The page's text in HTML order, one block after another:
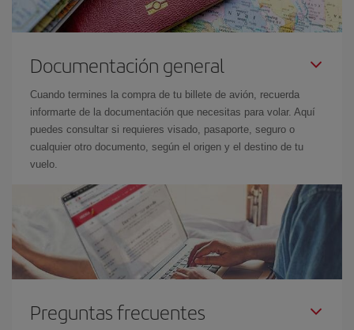
Documentación general
Cuando termines la compra de tu billete de avión, recuerda
informarte de la documentación que necesitas para volar. Aquí
puedes consultar si requieres visado, pasaporte, seguro o
cualquier otro documento, según el origen y el destino de tu
vuelo.
Preguntas frecuentes